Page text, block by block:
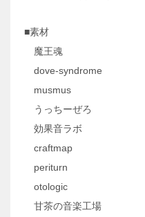
■素材
魔王魂
dove-syndrome
musmus
うっちーぜろ
効果音ラボ
craftmap
periturn
otologic
甘茶の音楽工場